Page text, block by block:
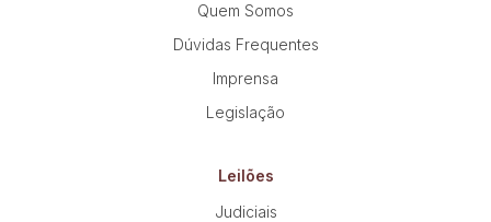
Quem Somos
Dúvidas Frequentes
Imprensa
Legislação
Leilões
Judiciais